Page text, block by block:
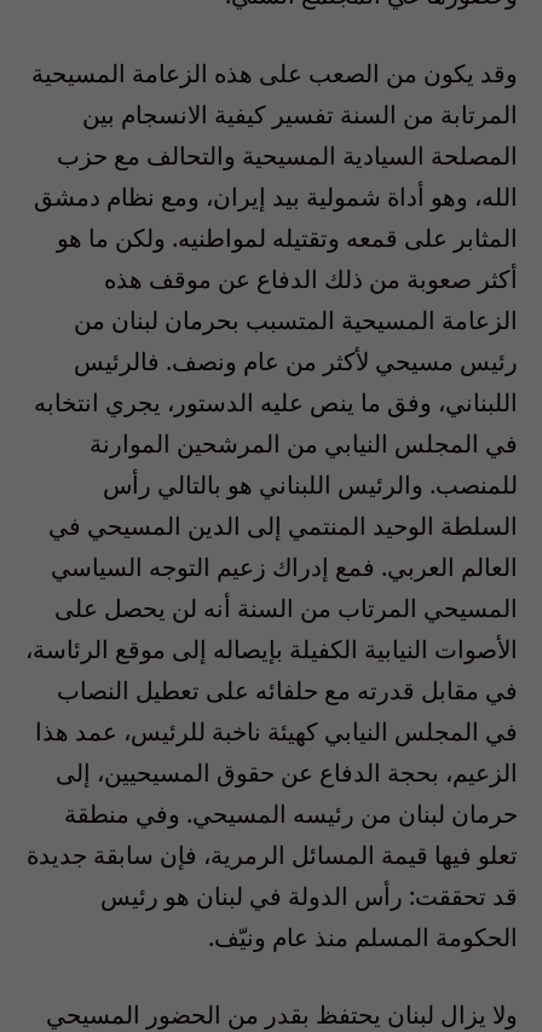
وقد يكون من الصعب على هذه الزعامة المسيحية
المرتابة من السنة تفسير كيفية الانسجام بين
المصلحة السيادية المسيحية والتحالف مع حزب
الله، وهو أداة شمولية بيد إيران، ومع نظام دمشق
المثابر على قمعه وتقتيله لمواطنيه. ولكن ما هو
أكثر صعوبة من ذلك الدفاع عن موقف هذه
الزعامة المسيحية المتسبب بحرمان لبنان من
رئيس مسيحي لأكثر من عام ونصف. فالرئيس
اللبناني، وفق ما ينص عليه الدستور، يجري انتخابه
في المجلس النيابي من المرشحين الموارنة
للمنصب. والرئيس اللبناني هو بالتالي رأس
السلطة الوحيد المنتمي إلى الدين المسيحي في
العالم العربي. فمع إدراك زعيم التوجه السياسي
المسيحي المرتاب من السنة أنه لن يحصل على
الأصوات النيابية الكفيلة بإيصاله إلى موقع الرئاسة،
في مقابل قدرته مع حلفائه على تعطيل النصاب
في المجلس النيابي كهيئة ناخبة للرئيس، عمد هذا
الزعيم، بحجة الدفاع عن حقوق المسيحيين، إلى
حرمان لبنان من رئيسه المسيحي. وفي منطقة
تعلو فيها قيمة المسائل الرمرية، فإن سابقة جديدة
قد تحققت: رأس الدولة في لبنان هو رئيس
الحكومة المسلم منذ عام ونيّف.
ولا يزال لبنان يحتفظ بقدر من الحضور المسيحي